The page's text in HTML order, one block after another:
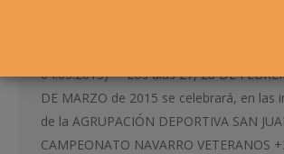
04.03.2015) Los días 27, 28 DE
DE MARZO de 2015 se celebrará, en las
de la AGRUPACIÓN DEPORTIVA SAN
CAMPEONATO NAVARRO VETERANOS